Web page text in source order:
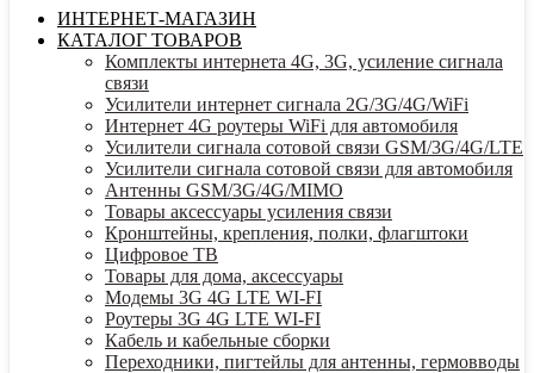
ИНТЕРНЕТ-МАГАЗИН
КАТАЛОГ ТОВАРОВ
Комплекты интернета 4G, 3G, усиление сигнала
связи
Усилители интернет сигнала 2G/3G/4G/WiFi
Интернет 4G роутеры WiFi для автомобиля
Усилители сигнала сотовой связи GSM/3G/4G/LTE
Усилители сигнала сотовой связи для автомобиля
Антенны GSM/3G/4G/MIMO
Товары аксессуары усиления связи
Кронштейны, крепления, полки, флагштоки
Цифровое ТВ
Товары для дома, аксессуары
Модемы 3G 4G LTE WI-FI
Роутеры 3G 4G LTE WI-FI
Кабель и кабельные сборки
Переходники, пигтейлы для антенны, гермовводы